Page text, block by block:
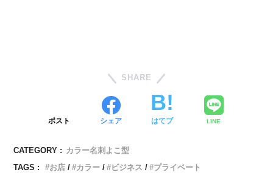
SHARE
ポスト シェア はてブ LINE
CATEGORY : カラー名刺よこ型
TAGS :
お店 カラー ビジネス プライベート